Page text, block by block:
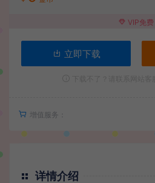
VIP免费
立即下载
增值服务：
详情介绍